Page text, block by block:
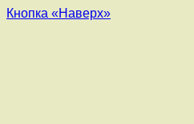
Кнопка «Наверх»